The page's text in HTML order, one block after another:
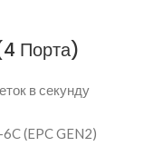
Порта)
в секунду
(EPC GEN2)